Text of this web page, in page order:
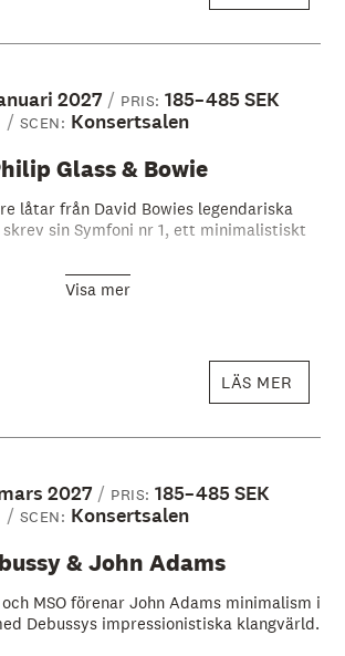
2027 PRIS: 185–485 SEK
SCEN: Konsertsalen
Glass & Bowie
låtar från David Bowies legendariska
sin Symfoni nr 1, ett minimalistiskt
Visa mer
LÄS MER
2027 PRIS: 185–485 SEK
SCEN: Konsertsalen
& John Adams
MSO förenar John Adams minimalism i
Debussys impressionistiska klangvärld.